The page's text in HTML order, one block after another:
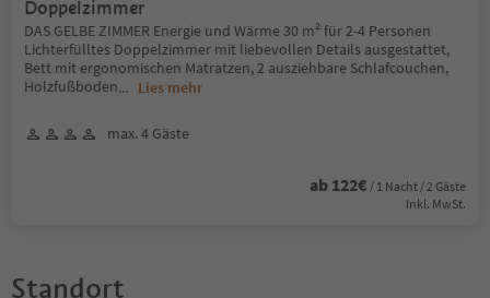
Doppelzimmer
DAS GELBE ZIMMER Energie und Wärme 30 m² für 2-4 Personen
Lichterfülltes Doppelzimmer mit liebevollen Details ausgestattet,
Bett mit ergonomischen Matratzen, 2 ausziehbare Schlafcouchen,
Holzfußboden... Lies mehr
max. 4 Gäste
ab 122€ / 1 Nacht / 2 Gäste
Inkl. MwSt.
Standort